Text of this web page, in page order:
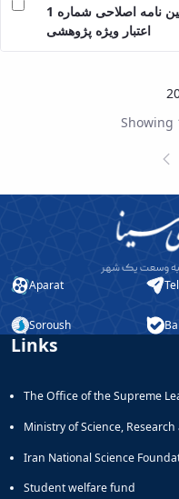
ایین نامه اصلاحی شماره 1
اعتبار ویژه پژوهشی
Showing
Aparat
Soroush
Links
The Office of the Supreme
Ministry of Science,
Iran National Science
Student welfare fund